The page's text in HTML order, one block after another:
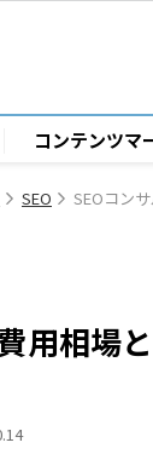
コンテンツマ
SEO SEOコン
用相場